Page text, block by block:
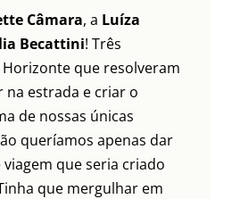
Câmara, a Luíza
Becattini! Três
que resolveram
na estrada e criar o
de nossas únicas
queríamos apenas dar
viagem que seria criado
que mergulhar em